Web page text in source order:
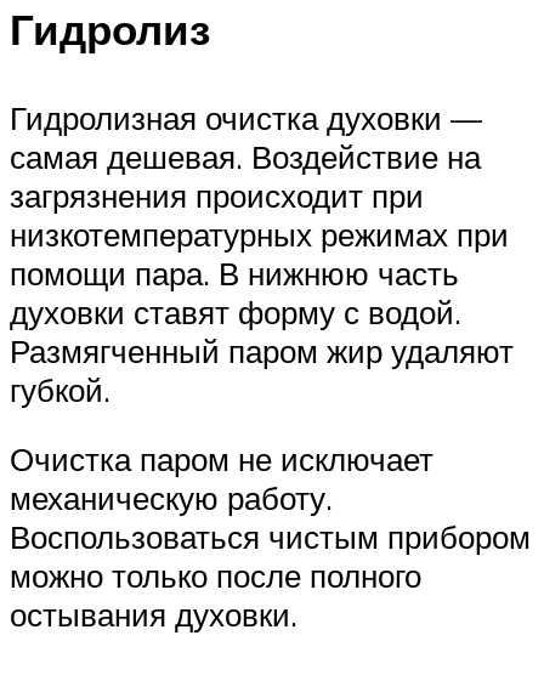
Гидролиз
Гидролизная очистка духовки —
самая дешевая. Воздействие на
загрязнения происходит при
низкотемпературных режимах при
помощи пара. В нижнюю часть
духовки ставят форму с водой.
Размягченный паром жир удаляют
губкой.
Очистка паром не исключает
механическую работу.
Воспользоваться чистым прибором
можно только после полного
остывания духовки.